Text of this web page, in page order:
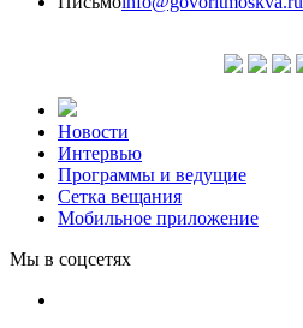
Новости
Интервью
Программы и ведущие
Сетка вещания
Мобильное приложение
Мы в соцсетях